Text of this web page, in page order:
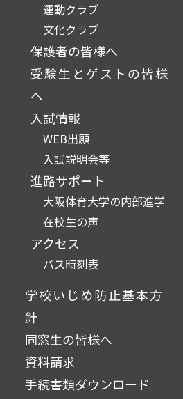
運動クラブ
文化クラブ
保護者の皆様へ
受験生とゲストの皆様
へ
入試情報
WEB出願
入試説明会等
進路サポート
大阪体育大学の内部進学
在校生の声
アクセス
バス時刻表
学校いじめ防止基本方
針
同窓生の皆様へ
資料請求
手続書類ダウンロード